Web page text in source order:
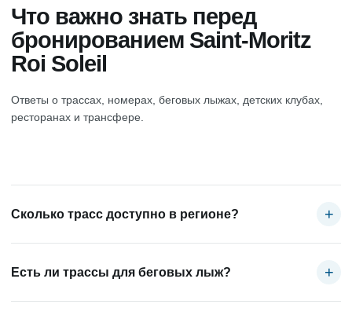
Что важно знать перед
бронированием Saint-Moritz
Roi Soleil
Ответы о трассах, номерах, беговых лыжах, детских клубах,
ресторанах и трансфере.
Сколько трасс доступно в регионе? +
горнолыжных трасс на высотах примерно от 1750 до 3300 метров.
Есть ли трассы для беговых лыж? +